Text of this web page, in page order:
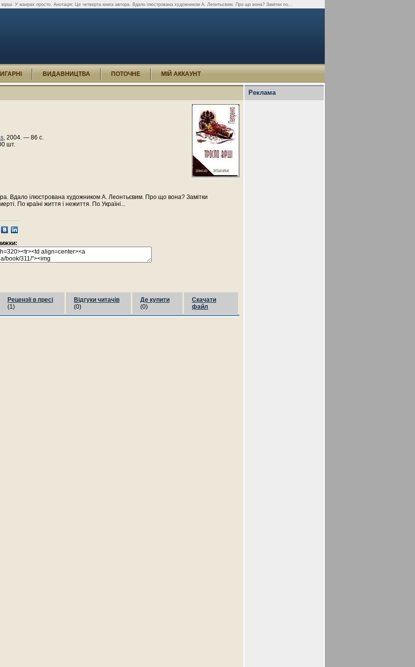
вірші. У жанрах просто. Анотація: Це четверта книга автора. Вдало ілюстрована художником А. Леонтьєвим. Про що вона? Замітки по...
ВИДАВНИЦТВА ПОТОЧНЕ МІЙ АККАУНТ
, 2004. — 86 с.
шт.
Вдало ілюстрована художником А. Леонтьєвим. Про що вона? Замітки
По країні життя і нежиття. По Україні...
Рецензії в пресі
(1)
Відгуки читачів
(0)
Де купити
(0)
Скачати
файл
Реклама